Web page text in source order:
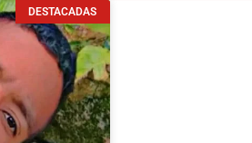
DESTACADAS